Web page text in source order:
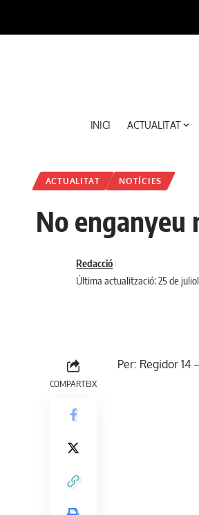
INICI ACTUALITAT
ACTUALITAT NOTÍCIES
No enganyeu
Última actualització: 25 de
Redacció
COMPARTEIX
Per: Regidor 14